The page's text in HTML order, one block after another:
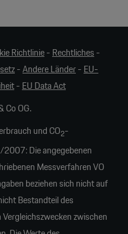
Richtlinie- Rechtliches -
-Andere Länder- EU-
- EU Data Act
Co OG.
und CO2-
Die angegebenen
Messverfahren VO
beziehen sich nicht auf
Bestandteil des
zwischen